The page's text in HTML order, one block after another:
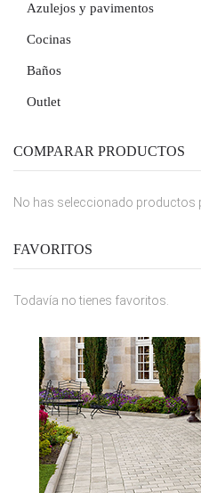
Azulejos y pavimentos
Cocinas
Baños
Outlet
COMPARAR PRODUCTOS
No has seleccionado productos
FAVORITOS
Todavía no tienes favoritos.